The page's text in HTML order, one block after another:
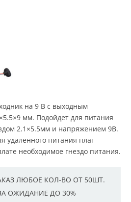
на 9 В с выходным
мм. Подойдет для питания
2.1×5.5мм и напряжением 9В.
удаленного питания плат
необходимое гнездо питания.
ЛЮБОЕ КОЛ-ВО ОТ 50ШТ.
ОЖИДАНИЕ ДО 30%